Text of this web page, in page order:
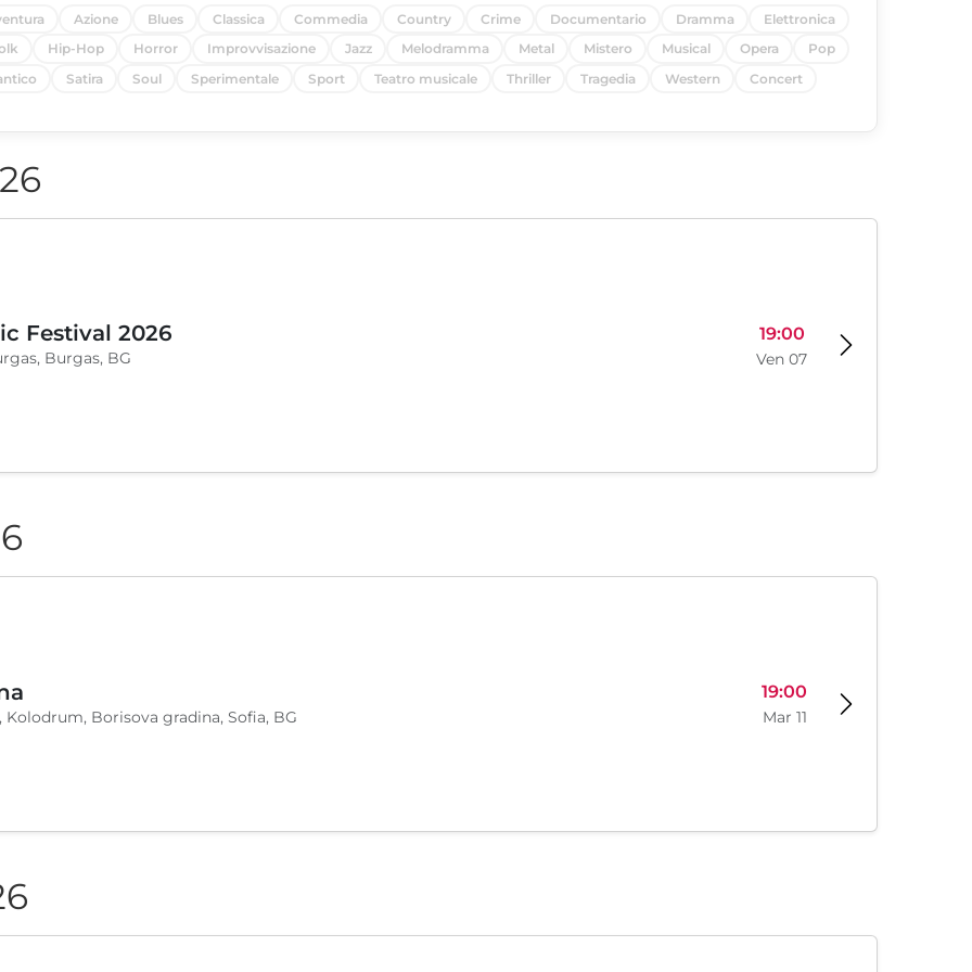
Azione Blues Classica Commedia Country Crime Documentario Dramma
Elettronica
Hip-Hop Horror Improvvisazione Jazz Melodramma Metal Mistero Musical Opera
Pop
Satira Soul Sperimentale Sport Teatro musicale Thriller Tragedia Western Concert
Festival 2026
Burgas, BG
19:00
Ven 07
Kolodrum, Borisova gradina, Sofia, BG
19:00
Mar 11